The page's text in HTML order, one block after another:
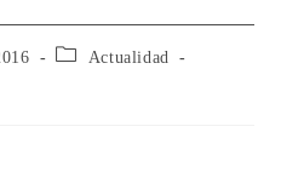
Actualidad